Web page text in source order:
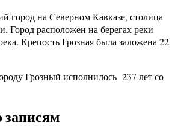
город на Северном Кавказе, столица
Город расположен на берегах реки
Крепость Грозная была заложена 22
Грозный исполнилось 237 лет со